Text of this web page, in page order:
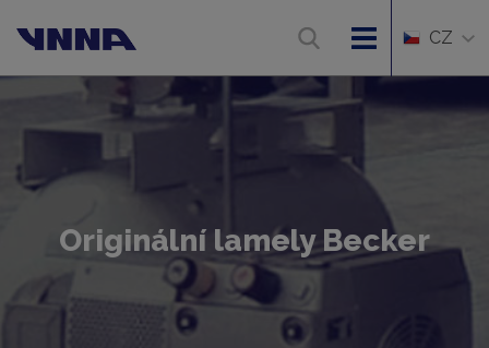
CZ
Originální lamely Becker